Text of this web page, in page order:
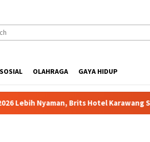
SOSIAL OLAHRAGA GAYA HIDUP
Karawang Siapkan Paket VIP